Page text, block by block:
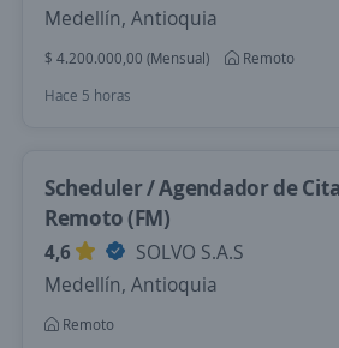
Medellín, Antioquia
$ 4.200.000,00 (Mensual)
Remoto
Hace 5 horas
Scheduler / Agendador de
Remoto (FM)
4,6
SOLVO S.A.S
Medellín, Antioquia
Remoto